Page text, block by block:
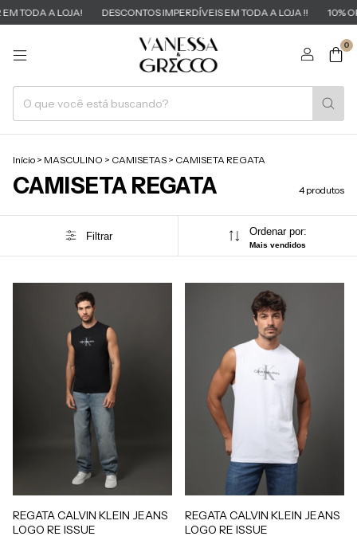
TODA A LOJA! DESCONTOS IMPERDÍVEIS EM TODA A LOJA !! 10%
0
Início > MASCULINO > CAMISETAS > CAMISETA REGATA
CAMISETA REGATA 4 produtos
Filtrar Ordenar por:
Mais vendidos
REGATA CALVIN KLEIN JEANS
LOGO RE ISSUE
REGATA CALVIN KLEIN JEANS
LOGO RE ISSUE